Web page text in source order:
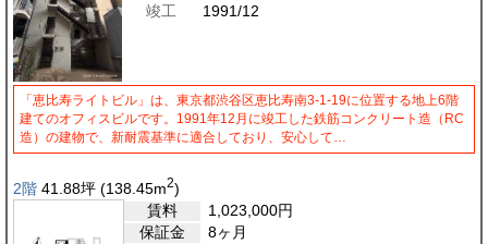
竣工
1991/12
「恵比寿ライトビル」は、東京都渋谷区恵比寿南3-1-19に位置する地上6階
建てのオフィスビルです。1991年12月に竣工した鉄筋コンクリート造（RC
造）の建物で、新耐震基準に適合しており、安心して…
2階 41.88坪 (138.45m2)
賃料
1,023,000円
保証金
8ヶ月